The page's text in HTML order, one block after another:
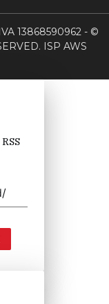
13868590962 - ©
ISP AWS